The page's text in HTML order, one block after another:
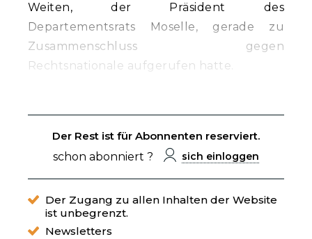
Weiten, der Präsident des
Departementsrats Moselle, gerade zu
Zusammenschluss gegen
Rechtsnationale aufgerufen hatte.
Der Rest ist für Abonnenten reserviert.
schon abonniert ?
sich einloggen
Der Zugang zu allen Inhalten der Website
ist unbegrenzt.
Newsletters